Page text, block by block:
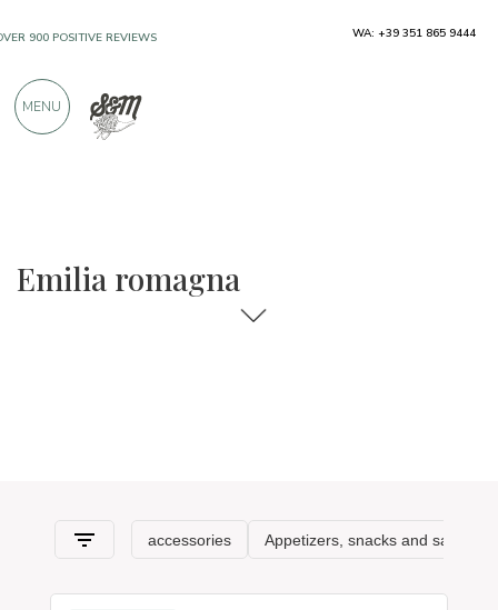
Emilia romagna
SHIPPING ABOVE €990,00
PRODUCTS FROM EXCELLENT
WA: +39 351 865 9444
MENU